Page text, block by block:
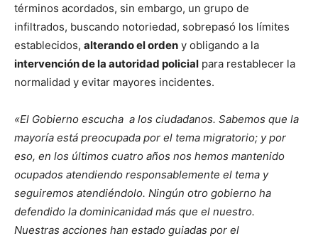
términos acordados, sin embargo, un grupo de
infiltrados, buscando notoriedad, sobrepasó los límites
establecidos, alterando el orden y obligando a la
intervención de la autoridad policial para restablecer la
normalidad y evitar mayores incidentes.
«El Gobierno escucha a los ciudadanos. Sabemos que la
mayoría está preocupada por el tema migratorio; y por
eso, en los últimos cuatro años nos hemos mantenido
ocupados atendiendo responsablemente el tema y
seguiremos atendiéndolo. Ningún otro gobierno ha
defendido la dominicanidad más que el nuestro.
Nuestras acciones han estado guiadas por el